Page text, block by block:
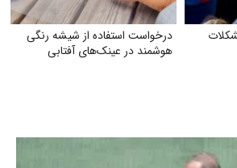
درخواست استفاده از شیشه رنگی
هوشمند در عینک‌های آفتابی